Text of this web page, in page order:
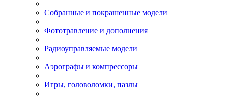
Собранные и покрашенные модели
Фототравление и дополнения
Радиоуправляемые модели
Аэрографы и компрессоры
Игры, головоломки, пазлы